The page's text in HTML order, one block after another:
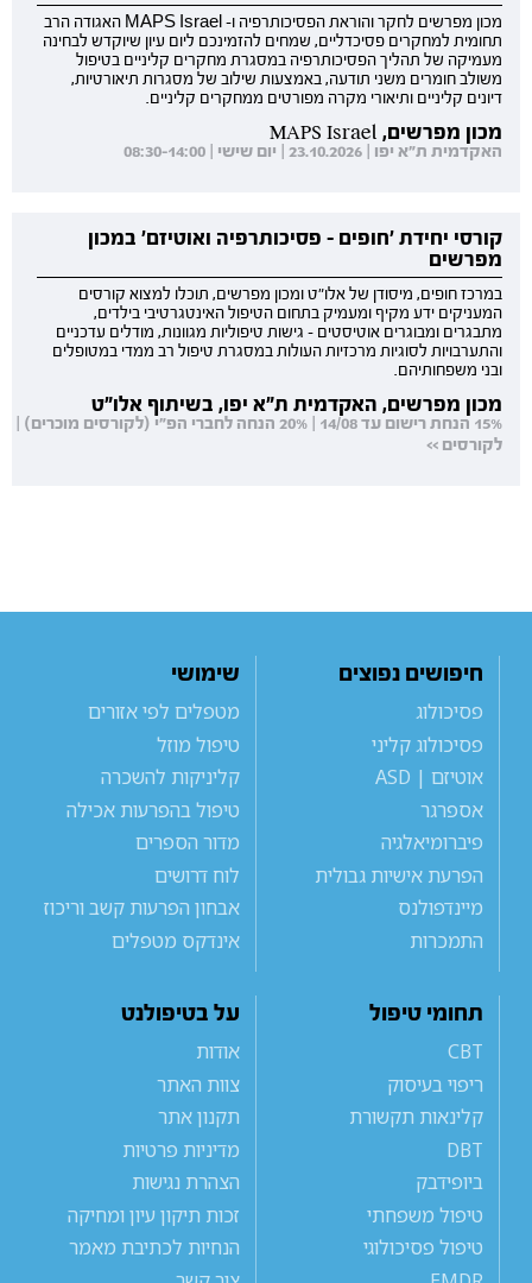
מכון מפרשים לחקר והוראת הפסיכותרפיה ו- MAPS Israel האגודה הרב
תחומית למחקרים פסיכדליים, שמחים להזמינכם ליום עיון שיוקדש לבחינה
מעמיקה של תהליך הפסיכותרפיה במסגרת מחקרים קליניים בטיפול
משולב חומרים משני תודעה, באמצעות שילוב של מסגרות תיאורטיות,
דיונים קליניים ותיאורי מקרה מפורטים ממחקרים קליניים.
מכון מפרשים, MAPS Israel
האקדמית ת"א יפו | 23.10.2026 | יום שישי | 08:30-14:00
קורסי יחידת 'חופים - פסיכותרפיה ואוטיזם' במכון
מפרשים
במרכז חופים, מיסודן של אלו"ט ומכון מפרשים, תוכלו למצוא קורסים
המעניקים ידע מקיף ומעמיק בתחום הטיפול האינטגרטיבי בילדים,
מתבגרים ומבוגרים אוטיסטים - גישות טיפוליות מגוונות, מודלים עדכניים
והתערבויות לסוגיות מרכזיות העולות במסגרת טיפול רב ממדי במטופלים
ובני משפחותיהם.
מכון מפרשים, האקדמית ת"א יפו, בשיתוף אלו"ט
15% הנחת רישום עד 14/08 | 20% הנחה לחברי הפ"י (לקורסים מוכרים) |
לקורסים >>
חיפושים נפוצים
פסיכולוג
פסיכולוג קליני
אוטיזם | ASD
אספרגר
פיברומיאלגיה
הפרעת אישיות גבולית
מיינדפולנס
התמכרות
שימושי
מטפלים לפי אזורים
טיפול מוזל
קליניקות להשכרה
טיפול בהפרעות אכילה
מדור הספרים
לוח דרושים
אבחון הפרעות קשב וריכוז
אינדקס מטפלים
תחומי טיפול
CBT
ריפוי בעיסוק
קלינאות תקשורת
DBT
ביופידבק
טיפול משפחתי
טיפול פסיכולוגי
על בטיפולנט
אודות
צוות האתר
תקנון אתר
מדיניות פרטיות
הצהרת נגישות
זכות תיקון עיון ומחיקה
הנחיות לכתיבת מאמר